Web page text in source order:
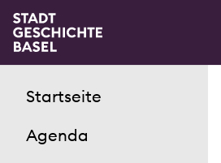
Startseite
Agenda